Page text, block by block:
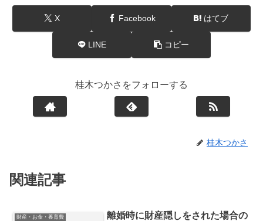
X Facebook はてブ
LINE コピー
桂木つかさをフォローする
桂木つかさ
関連記事
財産・お金・養育費
離婚時に財産隠しをされた場合の